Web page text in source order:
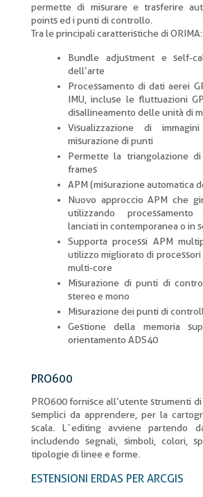
permette di misurare e trasferire
points ed i punti di controllo.
Tra le principali caratteristiche di ORIMA:
Bundle adjustment e self-
dell’arte
Processamento di dati aerei
IMU, incluse le fluttuazioni
disallineamento delle unità di
Visualizzazione di
misurazione di punti
Permette la triangolazione
frames
APM (misurazione automatica
Nuovo approccio APM che
utilizzando
lanciati in contemporanea o in
Supporta processi APM
utilizzo migliorato di
multi-core
Misurazione di punti di
stereo e mono
Misurazione dei punti di
Gestione della memoria
orientamento ADS40
PRO600
PRO600 fornisce all’utente strumenti
semplici da apprendere, per la
scala. L`editing avviene partendo
includendo segnali, simboli, colori,
tipologie di linee e forme.
ESTENSIONI ERDAS PER ARCGIS